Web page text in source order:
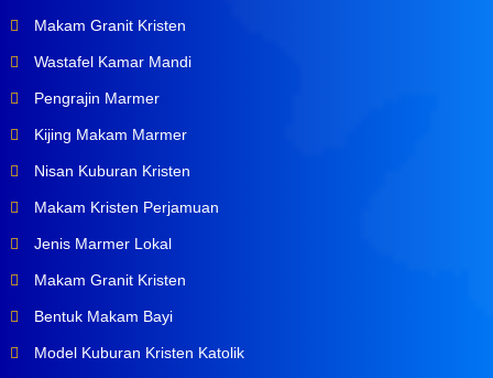
Makam Granit Kristen
Wastafel Kamar Mandi
Pengrajin Marmer
Kijing Makam Marmer
Nisan Kuburan Kristen
Makam Kristen Perjamuan
Jenis Marmer Lokal
Makam Granit Kristen
Bentuk Makam Bayi
Model Kuburan Kristen Katolik